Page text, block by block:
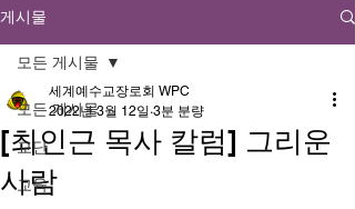
게시물
모든 게시물
교단
교육
모든 게시물
[최인근 목사 칼럼] 그리운
사람
세계예수교장로회 WPC
2022년 3월 12일 3분 분량